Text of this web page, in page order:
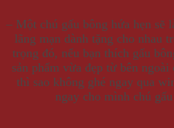
– Một chú gấu bông hứa hẹn sẽ
lãng mạn dành tặng cho nhau
trọng đó, nếu bạn thích gấu
sản phẩm vừa đẹp từ bên
thì sao không ghé ngay qua
ngay cho mình chú